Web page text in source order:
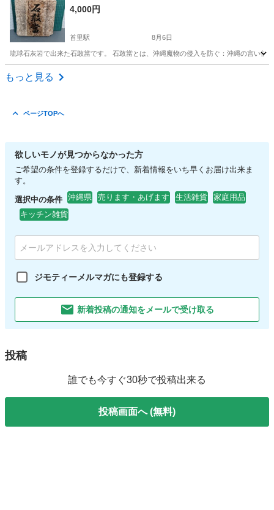
4,000円
首里駅 8月6日
琉球石灰岩で出来た石敢當です。 石敢當とは、沖縄魔物の侵入を防ぐ：沖縄の言い
沖縄 南城市
もっと見る
ページTOPへ
欲しいモノが見つからなかった方
ご希望の条件を登録するだけで、新着情報をいち早くお届け出来ま
す。
選択中の条件 沖縄県 売ります・あげます 生活雑貨
家庭用品
キッチン雑貨
ジモティーメルマガにも登録する
新着投稿の通知をメールで受け取る
投稿
誰でも今すぐ30秒で投稿出来る
投稿画面へ (無料)